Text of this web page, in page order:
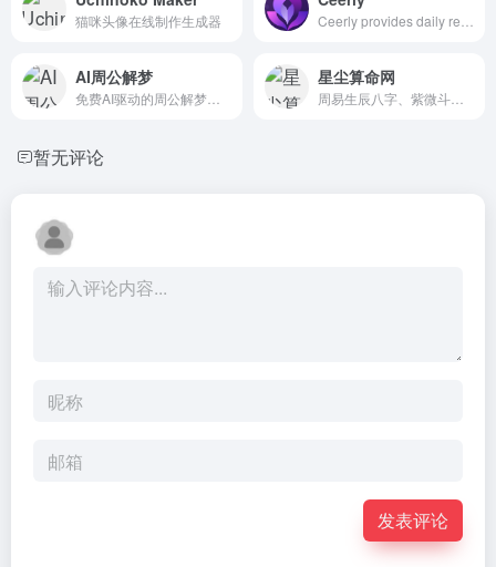
猫咪头像在线制作生成器
AI周公解梦 星尘算命网
暂无评论
发表评论